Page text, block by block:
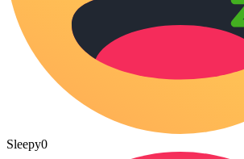
Sleepy0